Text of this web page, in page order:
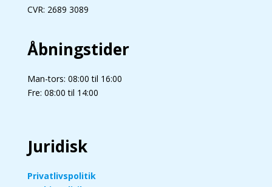
CVR: 2689 3089
Åbningstider
Man-tors: 08:00 til 16:00
Fre: 08:00 til 14:00
Juridisk
Privatlivspolitik